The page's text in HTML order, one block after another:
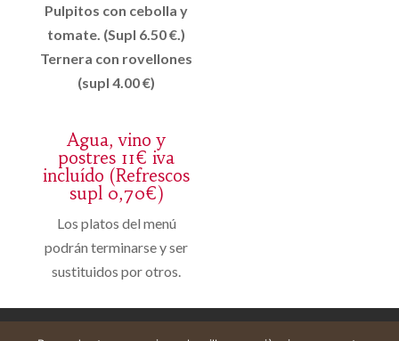
Pulpitos con cebolla y
tomate. (Supl 6.50 €.)
Ternera con rovellones
(supl 4.00 €)
Agua, vino y
postres 11€ iva
incluído (Refrescos
supl 0,70€)
Los platos del menú
podrán terminarse y ser
sustituidos por otros.